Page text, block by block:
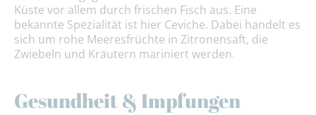
Küste vor allem durch frischen Fisch aus. Eine
bekannte Spezialität ist hier Ceviche. Dabei handelt es
sich um rohe Meeresfrüchte in Zitronensaft, die
Zwiebeln und Kräutern mariniert werden.
Gesundheit & Impfungen